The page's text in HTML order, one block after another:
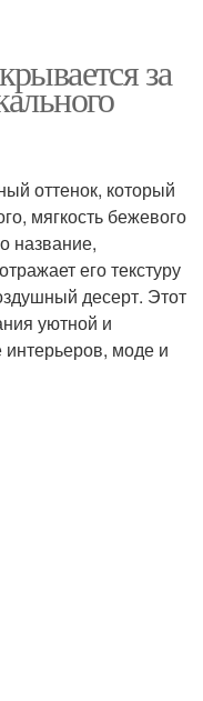
за
оттенок, который
мягкость бежевого
название,
его текстуру
десерт. Этот
уютной и
моде и